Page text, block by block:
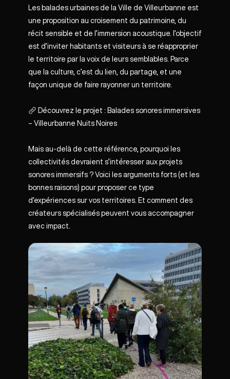
Les balades urbaines de la Ville de Villeurbanne est
une proposition au croisement du patrimoine, du
récit sensible et de l’immersion acoustique. l’objectif
est d’inviter habitants et visiteurs à se réapproprier
le territoire par la voix de leurs semblables. Parce
que la culture, c’est du lien, du partage, et une
façon unique de faire rayonner un territoire.
Découvrez le projet : Balades sonores immersives
– Villeurbanne Nuits Noires
Mais au-delà de cette référence, pourquoi les
collectivités devraient s’intéresser aux projets
sonores immersifs ? Voici les arguments forts (et les
bonnes raisons) pour proposer ce type
d’expériences sur vos territoires. Et comment des
créateurs spécialisés peuvent vous accompagner
avec impact.